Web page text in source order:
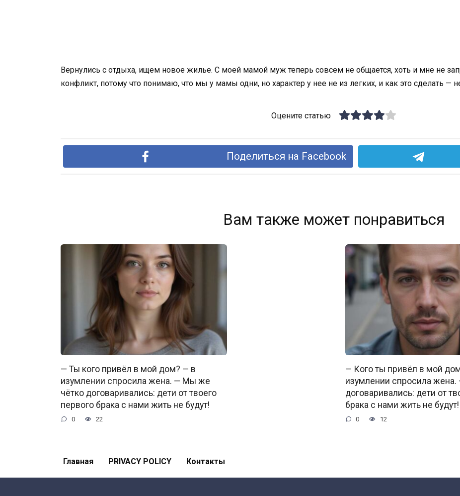
Вернулись с отдыха, ищем новое жилье. С моей мамой муж теперь совсем не общается, хоть и мне не
конфликт, потому что понимаю, что мы у мамы одни, но характер у нее не из легких, и как это сделать —
Оцените статью
Поделиться на Facebook
Вам также может понравиться
— Ты кого привёл в мой дом? — в
изумлении спросила жена. — Мы же
чётко договаривались: дети от твоего
первого брака с нами жить не будут!
0 22
— Кого ты привёл в мой
изумлении спросила
договаривались: дети от
брака с нами жить не будут!
0 12
Главная PRIVACY POLICY Контакты